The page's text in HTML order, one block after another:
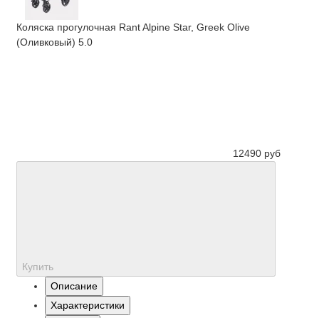
Коляска прогулочная Rant Alpine Star, Greek Olive
(Оливковый) 5.0
12490 руб
Купить
Описание
Характеристики